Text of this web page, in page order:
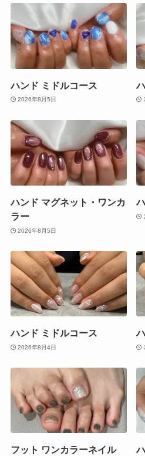
ハンド ミドルコース
2026年8月5日
ハンド マグネット・ワンカ
ラー
2026年8月5日
ハンド ミドルコース
2026年8月4日
フット ワンカラーネイル